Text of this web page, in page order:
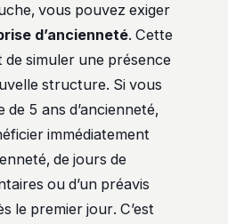
vous pouvez exiger
d’ancienneté. Cette
simuler une présence
structure. Si vous
de 5 ans d’ancienneté,
immédiatement
de jours de
ou d’un préavis
le premier jour. C’est